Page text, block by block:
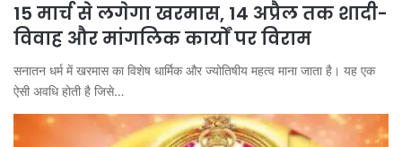
15 मार्च से लगेगा खरमास, 14 अप्रैल तक शादी-
विवाह और मांगलिक कार्यों पर विराम
सनातन धर्म में खरमास का विशेष धार्मिक और ज्योतिषीय महत्व माना जाता है। यह एक
ऐसी अवधि होती है जिसे…